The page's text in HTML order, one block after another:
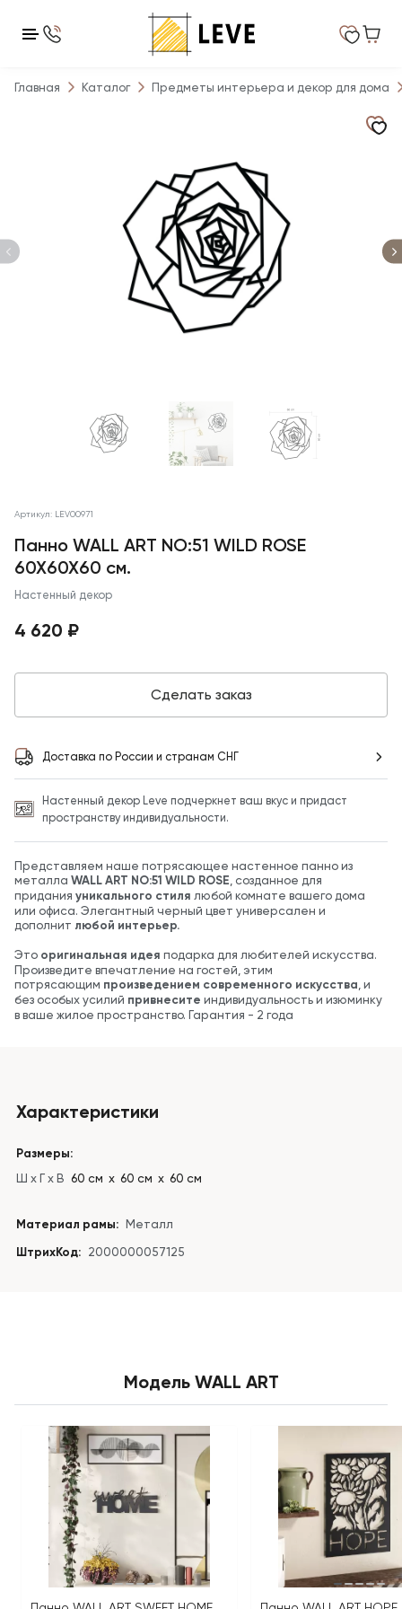
Главная Каталог Предметы интерьера и декор для дома
Артикул: LEV00971
Панно WALL ART NO:51 WILD ROSE
60X60X60 см.
Настенный декор
4 620 ₽
Сделать заказ
Доставка по России и странам СНГ
Настенный декор Leve подчеркнет ваш вкус и придаст
пространству индивидуальности.
Представляем наше потрясающее настенное панно из
металла WALL ART NO:51 WILD ROSE , созданное для
придания уникального стиля любой комнате вашего дома
или офиса. Элегантный черный цвет универсален и
дополнит любой интерьер.
Это оригинальная идея подарка для любителей искусства.
Произведите впечатление на гостей, этим
потрясающим произведением современного искусства , и
без особых усилий привнесите индивидуальность и изюминку
в ваше жилое пространство. Гарантия - 2 года
Характеристики
Размеры:
Ш x Г x В 60 см х 60 см х 60 см
Материал рамы: Металл
ШтрихКод: 2000000057125
Модель WALL ART